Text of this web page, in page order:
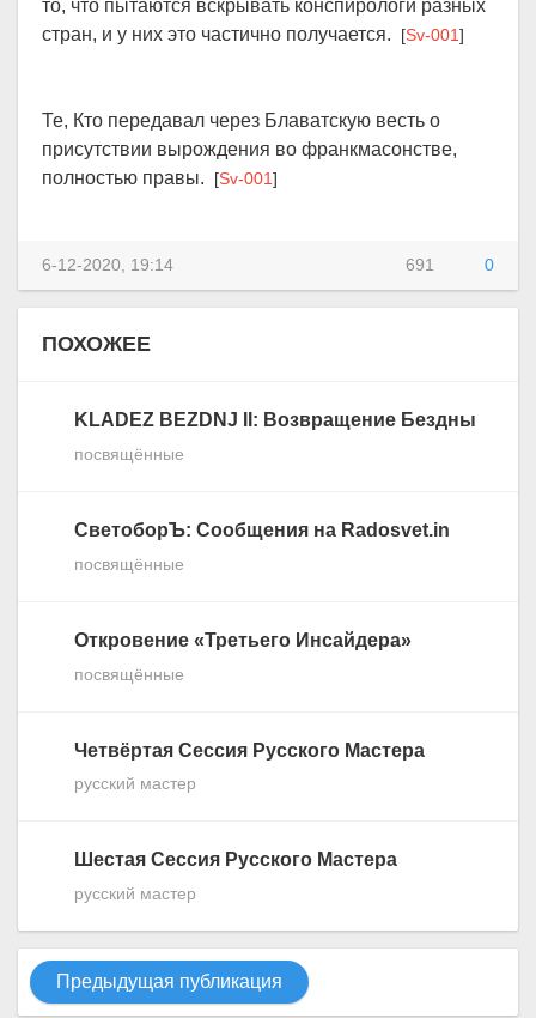
то, что пытаются вскрывать конспирологи разных
стран, и у них это частично получается. [Sv-001]
Те, Кто передавал через Блаватскую весть о
присутствии вырождения во франкмасонстве,
полностью правы. [Sv-001]
691 0
6-12-2020, 19:14
ПОХОЖЕЕ
KLADEZ BEZDNJ II: Возвращение Бездны
посвящённые
СветоборЪ: Сообщения на Radosvet.in
посвящённые
Откровение «Третьего Инсайдера»
посвящённые
Четвёртая Сессия Русского Мастера
русский мастер
Шестая Сессия Русского Мастера
русский мастер
Предыдущая публикация